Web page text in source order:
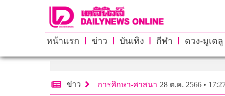
หน้าแรก ข่าว บันเทิง กีฬา ดวง-มูเตลู
ข่าว การศึกษา-ศาสนา 28 ต.ค. 2566 •